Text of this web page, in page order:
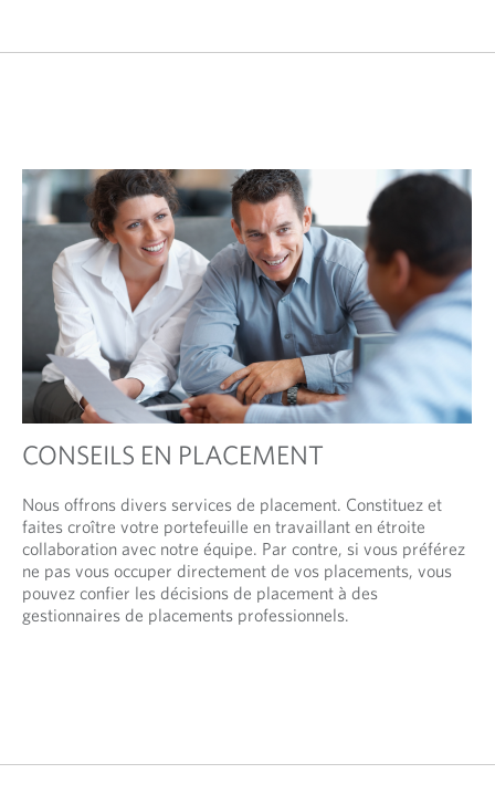
CONSEILS EN PLACEMENT
Nous offrons divers services de placement. Constituez et
faites croître votre portefeuille en travaillant en étroite
collaboration avec notre équipe. Par contre, si vous préférez
ne pas vous occuper directement de vos placements, vous
pouvez confier les décisions de placement à des
gestionnaires de placements professionnels.